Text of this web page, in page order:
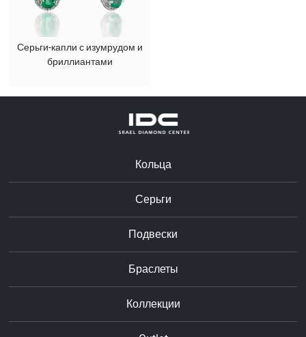
Серьги-капли с изумрудом и
бриллиантами
Кольца
Серьги
Подвески
Браслеты
Коллекции